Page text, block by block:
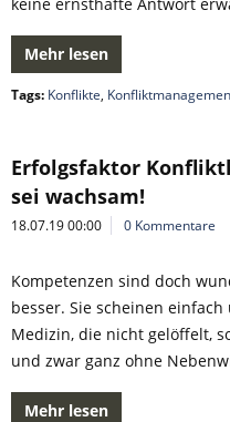
Mehr lesen
Tags: Konflikte,
Erfolgsfaktor
sei wachsam!
18.07.19 00:00 0 Kommentare
Kompetenzen sind doch
besser. Sie scheinen
Medizin, die nicht gelöffelt,
und zwar ganz ohne
Mehr lesen